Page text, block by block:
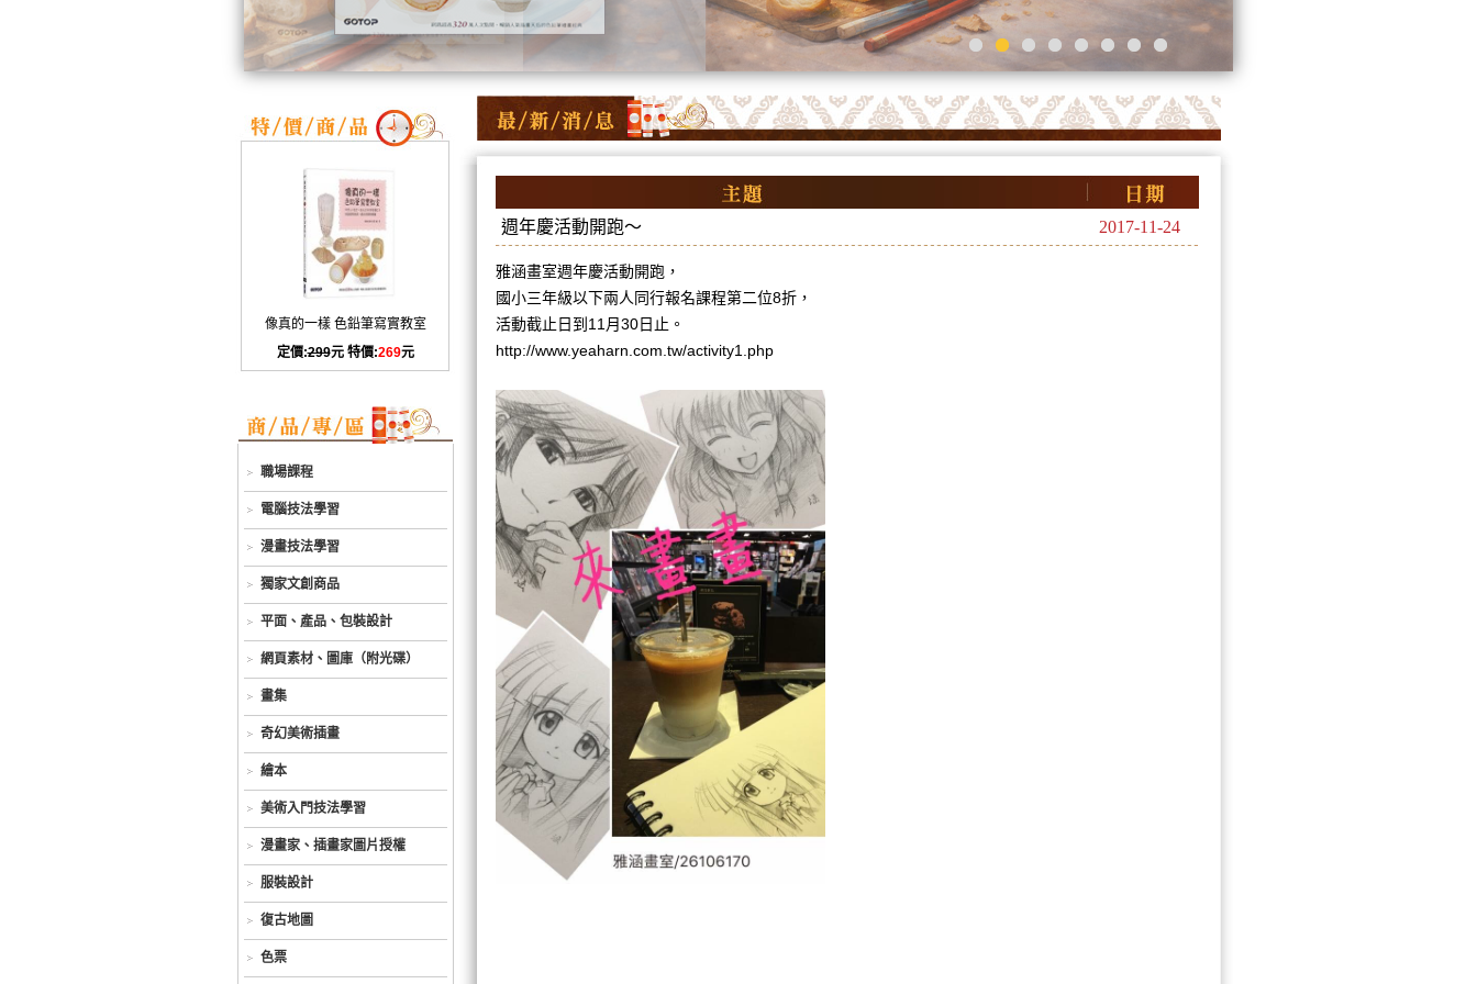
像真的一樣 色鉛筆寫實教室
定價:299元 特價:269元
職場課程
電腦技法學習
漫畫技法學習
獨家文創商品
平面、產品、包裝設計
網頁素材、圖庫（附光碟）
畫集
奇幻美術插畫
繪本
美術入門技法學習
漫畫家、插畫家圖片授權
服裝設計
復古地圖
色票
週年慶活動開跑～ 2017-11-24
雅涵畫室週年慶活動開跑，
國小三年級以下兩人同行報名課程第二位8折，
活動截止日到11月30日止。
http://www.yeaharn.com.tw/activity1.php